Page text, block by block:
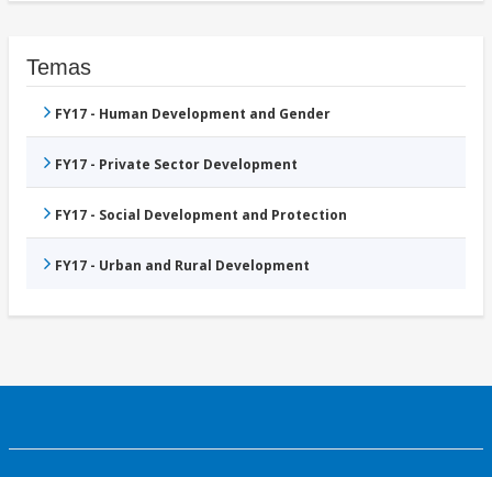
Temas
FY17 - Human Development and Gender
FY17 - Private Sector Development
FY17 - Social Development and Protection
FY17 - Urban and Rural Development